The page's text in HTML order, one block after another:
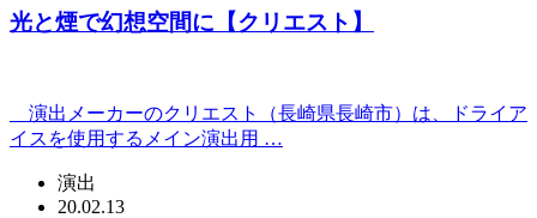
光と煙で幻想空間に【クリエスト】
演出メーカーのクリエスト（長崎県長崎市）は、ドライア
イスを使用するメイン演出用 …
演出
20.02.13